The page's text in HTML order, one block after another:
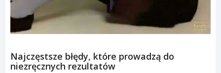
Najczęstsze błędy, które prowadzą do
niezręcznych rezultatów